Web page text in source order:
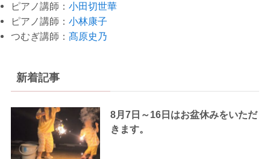
ピアノ講師： 小田切世華
ピアノ講師： 小林康子
つむぎ講師： 髙原史乃
新着記事
8月7日～16日はお盆休みをいただ
きます。